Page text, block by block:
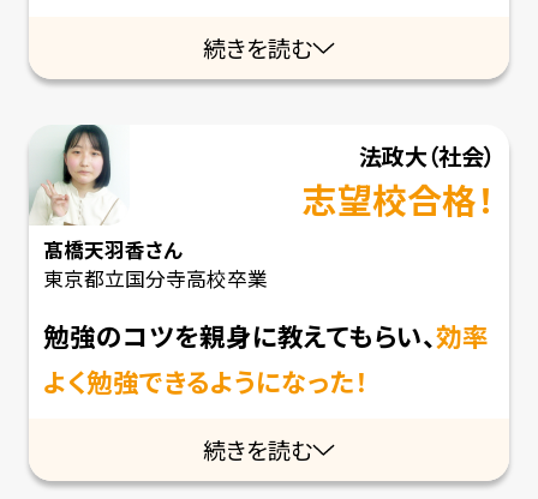
続きを読む
法政大（社会）
志望校合格！
髙橋天羽香さん
東京都立国分寺高校卒業
勉強のコツを親身に教えてもらい、効率
よく勉強できるようになった！
続きを読む